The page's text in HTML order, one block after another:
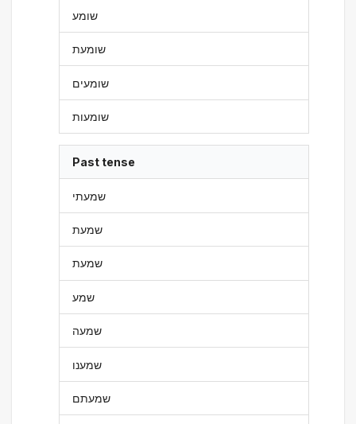
שומע
שומעת
שומעים
שומעות
Past tense
שמעתי
שמעת
שמעת
שמע
שמעה
שמענו
שמעתם